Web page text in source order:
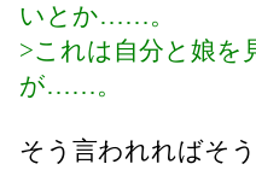
いとか……。
>これは自分と娘を
が……。
そう言われればそう